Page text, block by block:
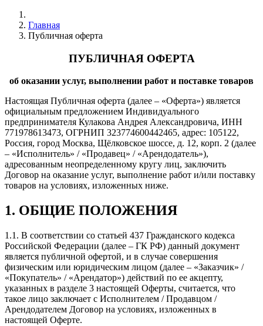
Главная
Публичная оферта
ПУБЛИЧНАЯ ОФЕРТА
об оказании услуг, выполнении работ и поставке товаров
Настоящая Публичная оферта (далее – «Оферта») является
официальным предложением Индивидуального
предпринимателя Кулакова Андрея Александровича, ИНН
771978613473, ОГРНИП 323774600442465, адрес: 105122,
Россия, город Москва, Щёлковское шоссе, д. 12, корп. 2 (далее
– «Исполнитель» / «Продавец» / «Арендодатель»),
адресованным неопределенному кругу лиц, заключить
Договор на оказание услуг, выполнение работ и/или поставку
товаров на условиях, изложенных ниже.
1. ОБЩИЕ ПОЛОЖЕНИЯ
1.1. В соответствии со статьей 437 Гражданского кодекса
Российской Федерации (далее – ГК РФ) данный документ
является публичной офертой, и в случае совершения
физическим или юридическим лицом (далее – «Заказчик» /
«Покупатель» / «Арендатор») действий по ее акцепту,
указанных в разделе 3 настоящей Оферты, считается, что
такое лицо заключает с Исполнителем / Продавцом /
Арендодателем Договор на условиях, изложенных в
настоящей Оферте.